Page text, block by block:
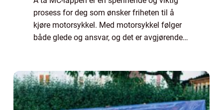
prosess for deg som ønsker friheten til å
kjøre motorsykkel. Med motorsykkel følger
både glede og ansvar, og det er avgjørende å